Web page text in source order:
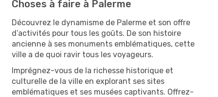
Choses à faire à Palerme
Découvrez le dynamisme de Palerme et son offre
d’activités pour tous les goûts. De son histoire
ancienne à ses monuments emblématiques, cette
ville a de quoi ravir tous les voyageurs.
Imprégnez-vous de la richesse historique et
culturelle de la ville en explorant ses sites
emblématiques et ses musées captivants. Offrez-